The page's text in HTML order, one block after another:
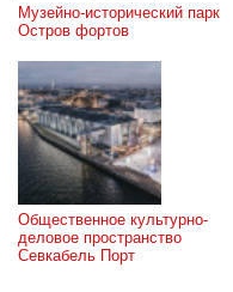
Музейно-исторический парк
Остров фортов
Общественное культурно-
деловое пространство
Севкабель Порт